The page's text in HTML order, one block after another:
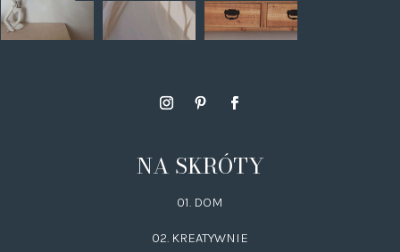
NA SKRÓTY
01. DOM
02. KREATYWNIE